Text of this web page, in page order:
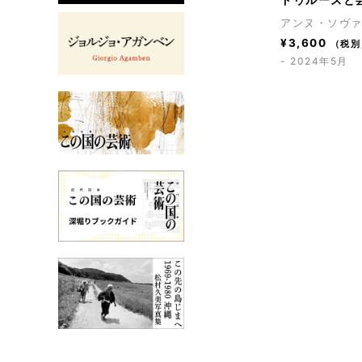
アンヌ・ソヴ
¥3,600 （税別
- 2024年5月